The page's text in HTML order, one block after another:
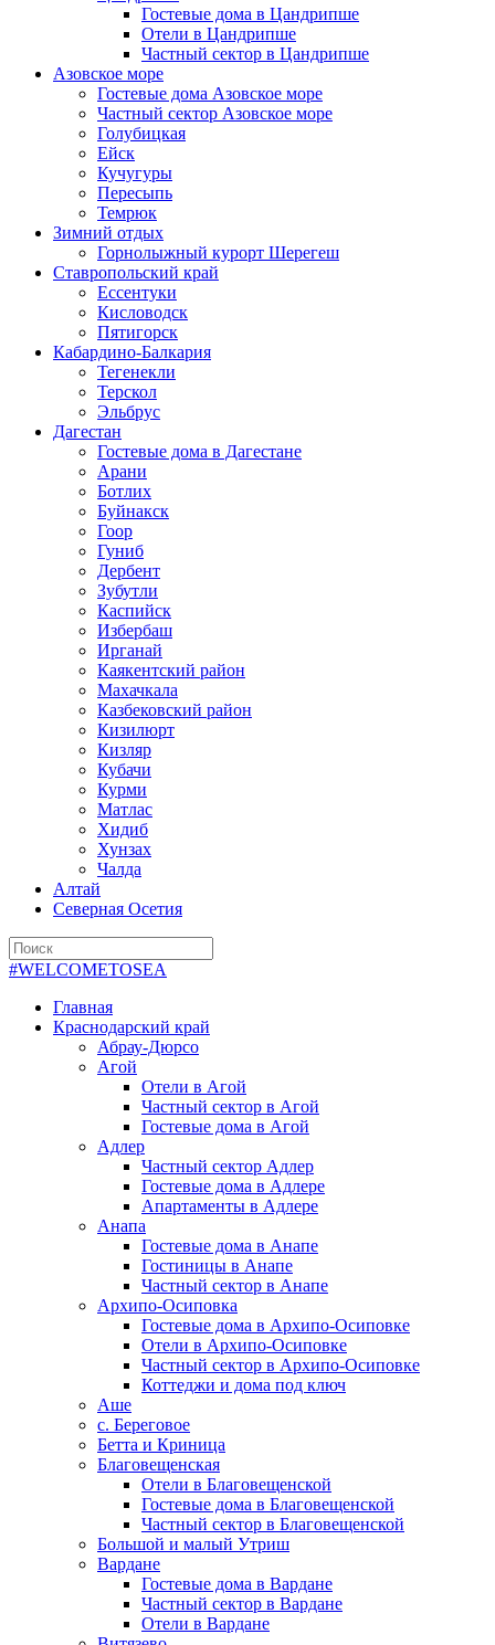
Гостевые дома в Цандрипше
Отели в Цандрипше
Частный сектор в Цандрипше
Азовское море
Гостевые дома Азовское море
Частный сектор Азовское море
Голубицкая
Ейск
Кучугуры
Пересыпь
Темрюк
Зимний отдых
Горнолыжный курорт Шерегеш
Ставропольский край
Ессентуки
Кисловодск
Пятигорск
Кабардино-Балкария
Тегенекли
Терскол
Эльбрус
Дагестан
Гостевые дома в Дагестане
Арани
Ботлих
Буйнакск
Гоор
Гуниб
Дербент
Зубутли
Каспийск
Избербаш
Ирганай
Каякентский район
Махачкала
Казбековский район
Кизилюрт
Кизляр
Кубачи
Курми
Матлас
Хидиб
Хунзах
Чалда
Алтай
Северная Осетия
#WELCOMETOSEA
Главная
Краснодарский край
Абрау-Дюрсо
Агой
Отели в Агой
Частный сектор в Агой
Гостевые дома в Агой
Адлер
Частный сектор Адлер
Гостевые дома в Адлере
Апартаменты в Адлере
Анапа
Гостевые дома в Анапе
Гостиницы в Анапе
Частный сектор в Анапе
Архипо-Осиповка
Гостевые дома в Архипо-Осиповке
Отели в Архипо-Осиповке
Частный сектор в Архипо-Осиповке
Коттеджи и дома под ключ
Аше
с. Береговое
Бетта и Криница
Благовещенская
Отели в Благовещенской
Гостевые дома в Благовещенской
Частный сектор в Благовещенской
Большой и малый Утриш
Вардане
Гостевые дома в Вардане
Частный сектор в Вардане
Отели в Вардане